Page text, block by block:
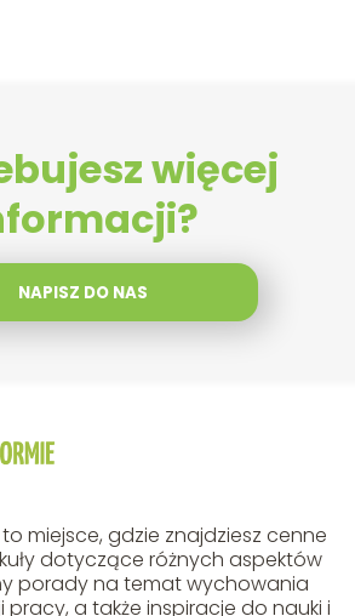
więcej
NAPISZ DO NAS
miejsce, gdzie znajdziesz cenne
dotyczące różnych aspektów
porady na temat wychowania
pracy, a także inspiracje do nauki i